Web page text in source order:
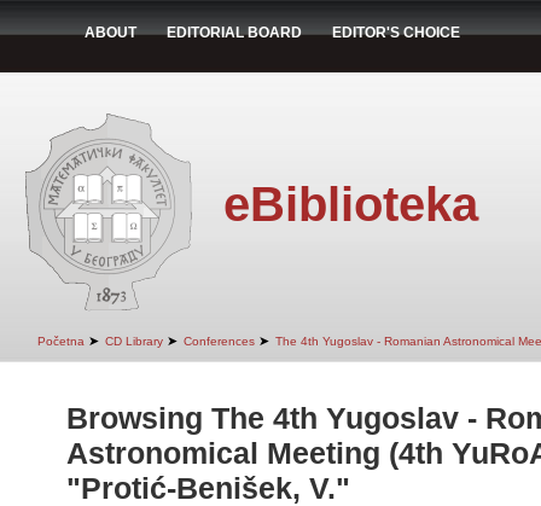
ABOUT EDITORIAL BOARD EDITOR'S CHOICE
eBiblioteka
Početna ➤ CD Library ➤ Conferences ➤ The 4th Yugoslav - Romanian Astronomical
Browsing The 4th Yugoslav -
Astronomical Meeting (4th
"Protić-Benišek, V."